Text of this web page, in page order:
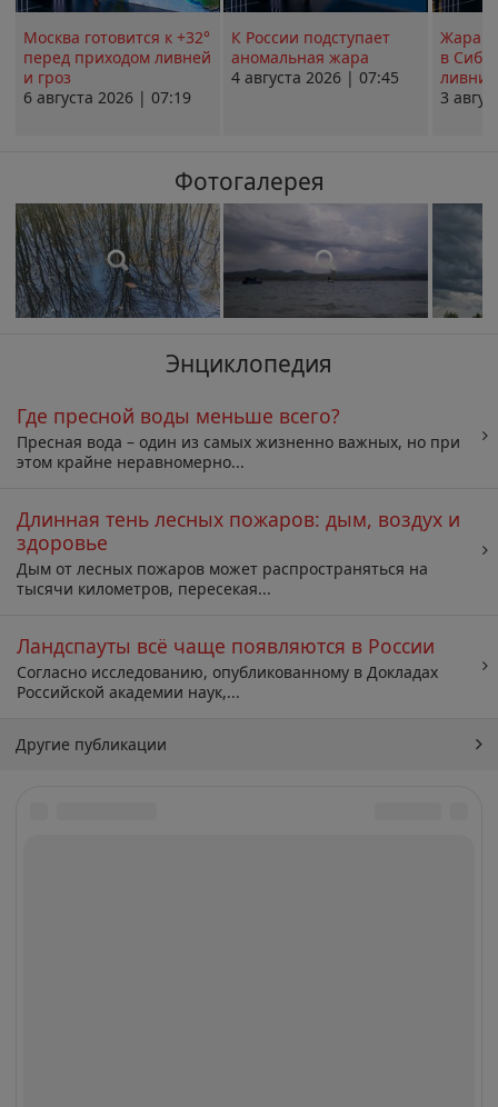
Москва готовится к +32°
перед приходом ливней
и гроз
6 августа 2026 | 07:19
К России подступает
аномальная жара
4 августа 2026 | 07:45
Жара в
в
ливни
3
Фотогалерея
Энциклопедия
Где пресной воды меньше всего?
Пресная вода – один из самых жизненно важных, но при
этом крайне неравномерно...
Длинная тень лесных пожаров: дым, воздух и
здоровье
Дым от лесных пожаров может распространяться на
тысячи километров, пересекая...
Ландспауты всё чаще появляются в России
Согласно исследованию, опубликованному в Докладах
Российской академии наук,...
Другие публикации